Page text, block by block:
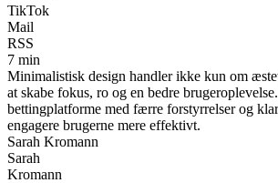
TikTok
Mail
RSS
7 min
Minimalistisk design handler ikke kun om
at skabe fokus, ro og en bedre
bettingplatforme med færre forstyrrelser og
engagere brugerne mere effektivt.
Sarah Kromann
Sarah
Kromann